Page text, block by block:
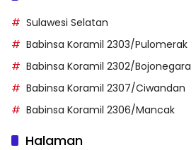
Sulawesi Selatan
Babinsa Koramil 2303/Pulomerak
Babinsa Koramil 2302/Bojonegara
Babinsa Koramil 2307/Ciwandan
Babinsa Koramil 2306/Mancak
Halaman